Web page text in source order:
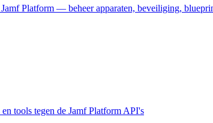
Platform — beheer apparaten, beveiliging,
tools tegen de Jamf Platform API's